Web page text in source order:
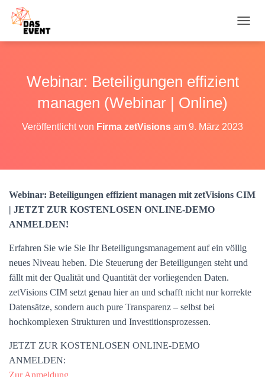
A
A
Webinar: Beteiligungen effizient
managen (Webinar | Online)
Veröffentlicht von Firma zetVisions am 9. März 2023
Webinar: Beteiligungen effizient managen mit zetVisions CIM
| JETZT ZUR KOSTENLOSEN ONLINE-DEMO
ANMELDEN!
Erfahren Sie wie Sie Ihr Beteiligungsmanagement auf ein völlig
neues Niveau heben. Die Steuerung der Beteiligungen steht und
fällt mit der Qualität und Quantität der vorliegenden Daten.
zetVisions CIM setzt genau hier an und schafft nicht nur korrekte
Datensätze, sondern auch pure Transparenz – selbst bei
hochkomplexen Strukturen und Investitionsprozessen.
JETZT ZUR KOSTENLOSEN ONLINE-DEMO
ANMELDEN:
Zur Anmeldung